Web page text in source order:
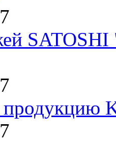
продукцию